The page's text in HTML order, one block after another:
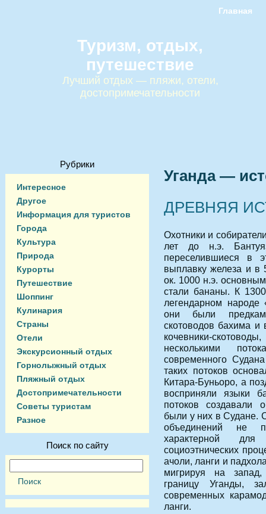
Главная
Туризм, отдых,
путешествие
Лучший отдых — пляжи, отели,
достопримечательности
Рубрики
Интересное
Другое
Информация для туристов
Города
Культура
Природа
Курорты
Путешествие
Шоппинг
Кулинария
Страны
Отели
Экскурсионный отдых
Горнолыжный отдых
Пляжный отдых
Достопримечательности
Советы туристам
Разное
Поиск по сайту
Уганда —
ДРЕВНЯЯ
Охотники и
лет до н.э.
переселившиеся в
выплавку железа и в
ок. 1000 н.э.
стали бананы. К
легендарном народе
они были
скотоводов бахима и
кочевники-
несколькими
современного
таких потоков
Китара-Буньоро, а
восприняли языки
потоков создавали
были у них в Судане.
объединений не
характерной
социоэтнических
ачоли, ланги и
мигрируя на
границу Уганды,
современных
ланги.